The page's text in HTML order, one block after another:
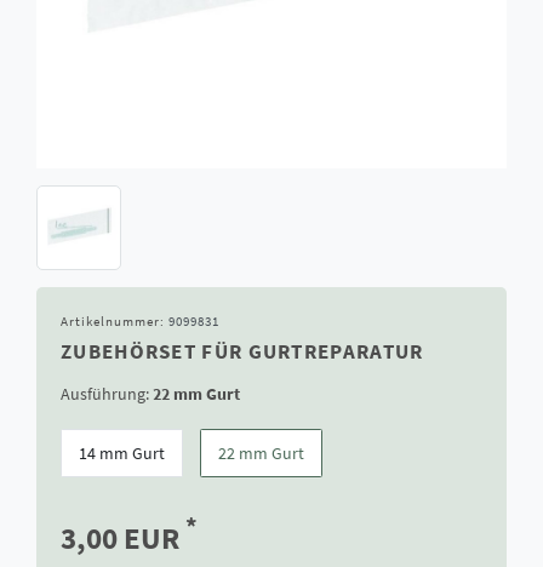
Artikelnummer: 9099831
ZUBEHÖRSET FÜR GURTREPARATUR
Ausführung: 22 mm Gurt
14 mm Gurt 22 mm Gurt
3,00 EUR *